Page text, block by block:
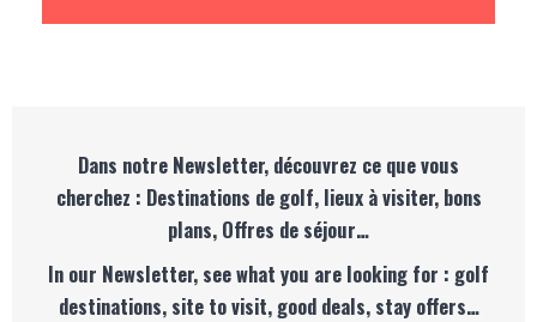
Dans notre Newsletter, découvrez ce que vous
cherchez : Destinations de golf, lieux à visiter, bons
plans, Offres de séjour…
In our Newsletter, see what you are looking for : golf
destinations, site to visit, good deals, stay offers…